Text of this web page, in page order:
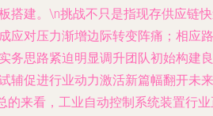
搭建。\n挑战不只是指现存供应链
应对压力渐增边际转变阵痛；相应路
务思路紧迫明显调升团队初始构建良
辅促进行业动力激活新篇幅翻开未来
的来看，工业自动控制系统装置行